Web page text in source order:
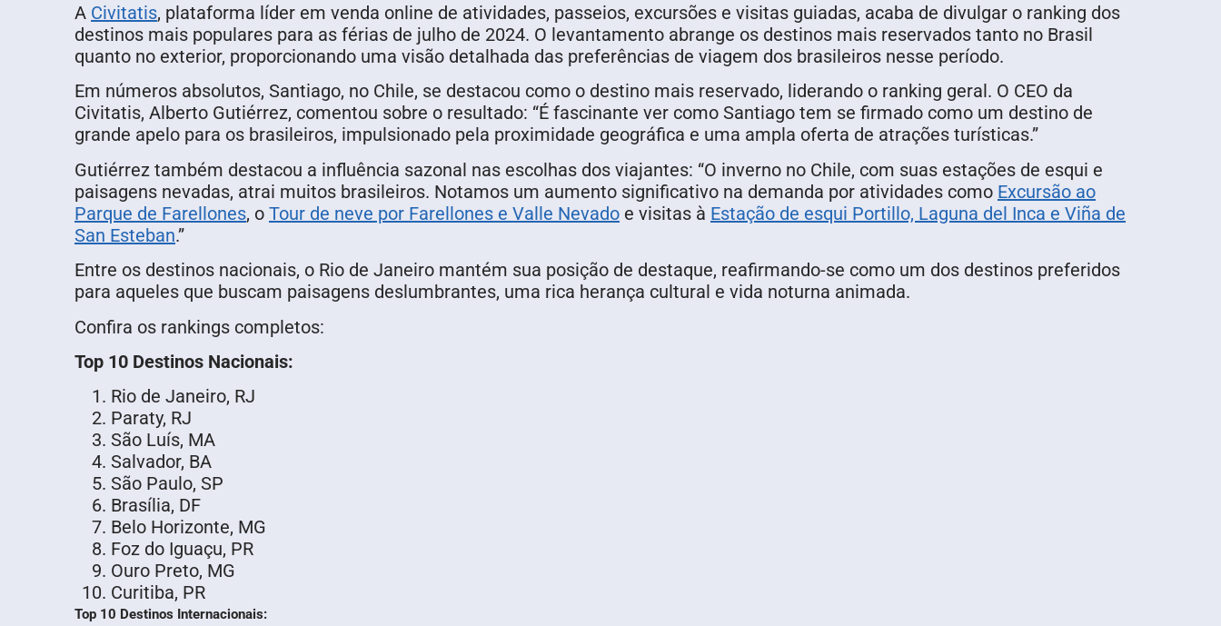
A Civitatis, plataforma líder em venda online de atividades, passeios, excursões e visitas guiadas, acaba de divulgar o ranking dos
destinos mais populares para as férias de julho de 2024. O levantamento abrange os destinos mais reservados tanto no Brasil
quanto no exterior, proporcionando uma visão detalhada das preferências de viagem dos brasileiros nesse período.
Em números absolutos, Santiago, no Chile, se destacou como o destino mais reservado, liderando o ranking geral. O CEO da
Civitatis, Alberto Gutiérrez, comentou sobre o resultado: “É fascinante ver como Santiago tem se firmado como um destino de
grande apelo para os brasileiros, impulsionado pela proximidade geográfica e uma ampla oferta de atrações turísticas.”
Gutiérrez também destacou a influência sazonal nas escolhas dos viajantes: “O inverno no Chile, com suas estações de esqui e
paisagens nevadas, atrai muitos brasileiros. Notamos um aumento significativo na demanda por atividades como Excursão ao
Parque de Farellones, o Tour de neve por Farellones e Valle Nevado e visitas à Estação de esqui Portillo, Laguna del Inca e Viña de
San Esteban.”
Entre os destinos nacionais, o Rio de Janeiro mantém sua posição de destaque, reafirmando-se como um dos destinos preferidos
para aqueles que buscam paisagens deslumbrantes, uma rica herança cultural e vida noturna animada.
Confira os rankings completos:
Top 10 Destinos Nacionais:
Rio de Janeiro, RJ
Paraty, RJ
São Luís, MA
Salvador, BA
São Paulo, SP
Brasília, DF
Belo Horizonte, MG
Foz do Iguaçu, PR
Ouro Preto, MG
Curitiba, PR
Top 10 Destinos Internacionais: